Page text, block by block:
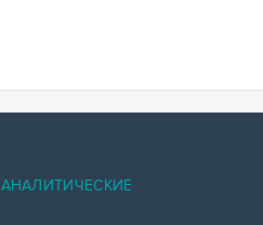
АНАЛИТИЧЕСКИЕ